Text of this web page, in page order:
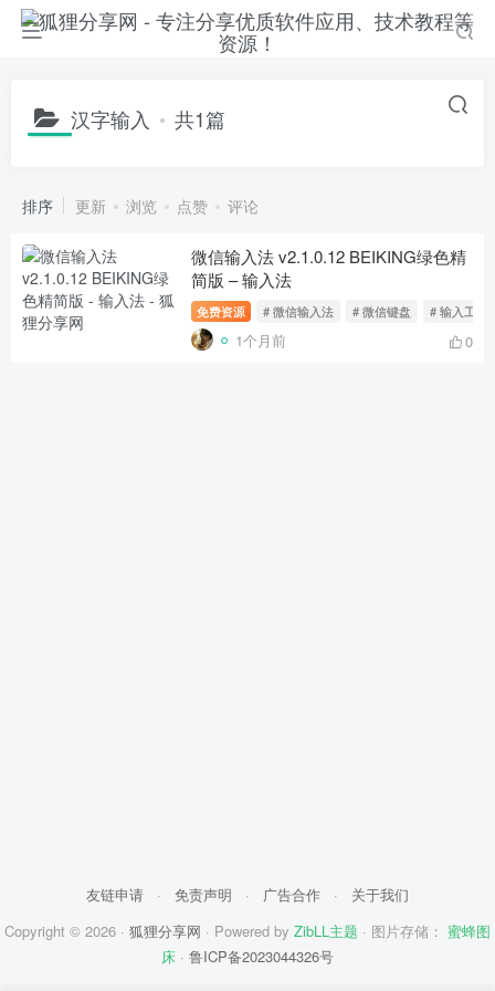
汉字输入 共1篇
排序 更新 浏览 点赞 评论
微信输入法 v2.1.0.12 BEIKING绿色精
简版 – 输入法
免费资源 # 微信输入法 # 微信键盘 # 输入工具
1个月前 0
友链申请 · 免责声明 · 广告合作 ·
关于我们
Copyright © 2026 · 狐狸分享网 · Powered by ZibLL主题 · 图片存储： 蜜蜂图
床 · 鲁ICP备2023044326号